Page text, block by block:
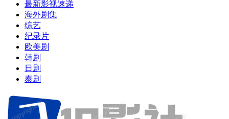
最新影视速递
海外剧集
综艺
纪录片
欧美剧
韩剧
日剧
泰剧